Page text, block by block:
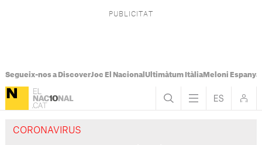
Segueix-nos a DiscoverJoc El Nacional Ultimàtum ItàliaMeloni Espanya
CORONAVIRUS